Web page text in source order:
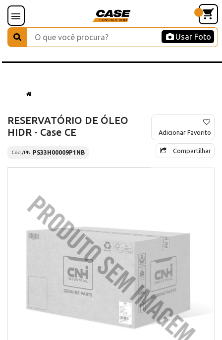
Usar Foto
RESERVATÓRIO DE ÓLEO
HIDR - Case CE
Cód./PN PS33H00009P1NB
Adicionar Favorito
Compartilhar